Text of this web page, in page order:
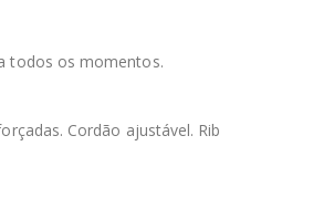
todos os momentos.
Cordão ajustável. Rib